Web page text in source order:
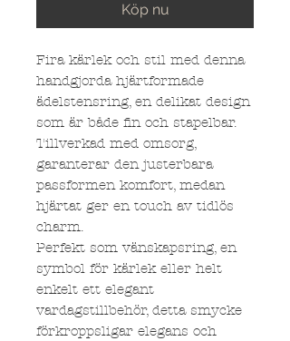
Köp nu
Fira kärlek och stil med denna
handgjorda hjärtformade
ädelstensring, en delikat design
som är både fin och stapelbar.
Tillverkad med omsorg,
garanterar den justerbara
passformen komfort, medan
hjärtat ger en touch av tidlös
charm.
Perfekt som vänskapsring, en
symbol för kärlek eller helt
enkelt ett elegant
vardagstillbehör, detta smycke
förkroppsligar elegans och